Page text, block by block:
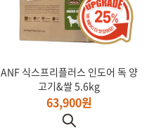
ANF 식스프리플러스 인도어 독 양
고기&쌀 5.6kg
63,900원